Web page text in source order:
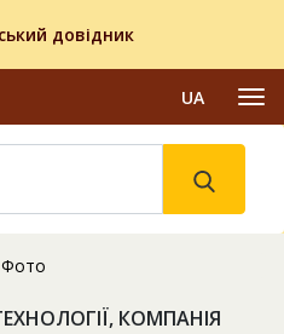
довідник
UA
Фото
КОМПАНІЯ